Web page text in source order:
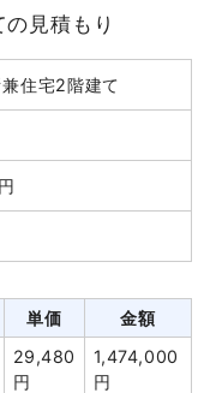
円
1,755,000円
189,000円
円
5,000円
25,000円
209,000円
2,000,000円
46,736
5,047,515
60,000円
1,200
円
84,000円
見積もり
住宅2階建て
単価
金額
29,480
円
1,474,000
円